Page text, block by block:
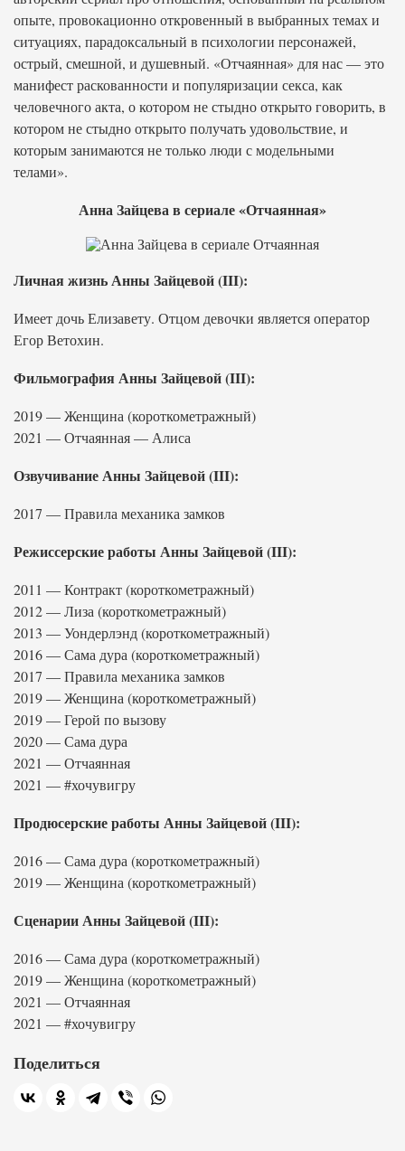
опыте, провокационно откровенный в выбранных темах и
ситуациях, парадоксальный в психологии персонажей,
острый, смешной, и душевный. «Отчаянная» для нас — это
манифест раскованности и популяризации секса, как
человечного акта, о котором не стыдно открыто говорить, в
котором не стыдно открыто получать удовольствие, и
которым занимаются не только люди с модельными
телами».
Анна Зайцева в сериале «Отчаянная»
Личная жизнь Анны Зайцевой (III):
Имеет дочь Елизавету. Отцом девочки является оператор
Егор Ветохин.
Фильмография Анны Зайцевой (III):
2019 — Женщина (короткометражный)
2021 — Отчаянная — Алиса
Озвучивание Анны Зайцевой (III):
2017 — Правила механика замков
Режиссерские работы Анны Зайцевой (III):
2011 — Контракт (короткометражный)
2012 — Лиза (короткометражный)
2013 — Уондерлэнд (короткометражный)
2016 — Сама дура (короткометражный)
2017 — Правила механика замков
2019 — Женщина (короткометражный)
2019 — Герой по вызову
2020 — Сама дура
2021 — Отчаянная
2021 — #хочувигру
Продюсерские работы Анны Зайцевой (III):
2016 — Сама дура (короткометражный)
2019 — Женщина (короткометражный)
Сценарии Анны Зайцевой (III):
2016 — Сама дура (короткометражный)
2019 — Женщина (короткометражный)
2021 — Отчаянная
2021 — #хочувигру
Поделиться